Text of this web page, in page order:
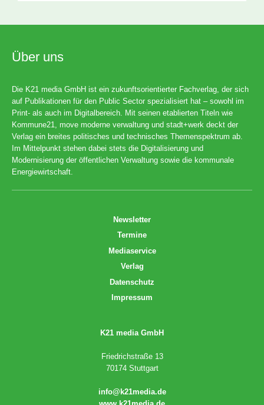
Über uns
Die K21 media GmbH ist ein zukunftsorientierter Fachverlag, der sich
auf Publikationen für den Public Sector spezialisiert hat – sowohl im
Print- als auch im Digitalbereich. Mit seinen etablierten Titeln wie
Kommune21, move moderne verwaltung und stadt+werk deckt der
Verlag ein breites politisches und technisches Themenspektrum ab.
Im Mittelpunkt stehen dabei stets die Digitalisierung und
Modernisierung der öffentlichen Verwaltung sowie die kommunale
Energiewirtschaft.
Newsletter
Termine
Mediaservice
Verlag
Datenschutz
Impressum
K21 media GmbH
Friedrichstraße 13
70174 Stuttgart
info@k21media.de